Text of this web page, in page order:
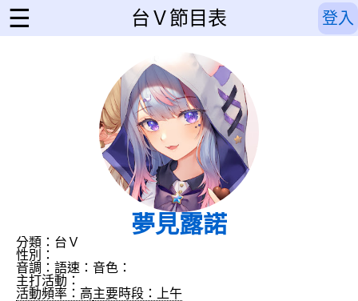
☰ 台Ｖ節目表 登入
夢見露諾
分類：台Ｖ
性別：
音調： 語速： 音色：
主打活動：
活動頻率：高主要時段：上午